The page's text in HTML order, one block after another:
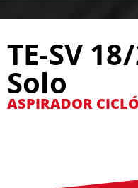
TE-SV
Solo
ASPIRADOR